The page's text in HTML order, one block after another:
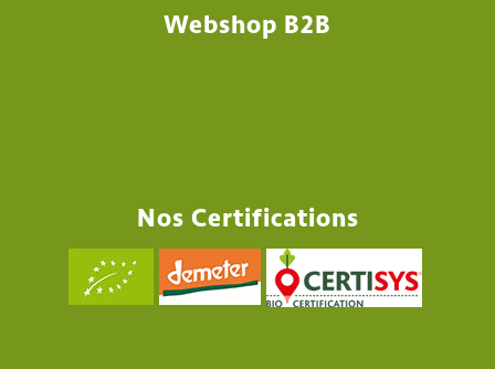
Webshop B2B
Nos Certifications